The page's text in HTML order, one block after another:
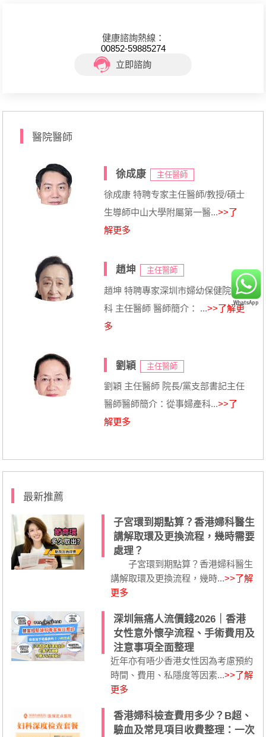
健康諮詢熱線：
00852-59885274
立即諮詢
醫院醫師
徐成康 主任醫師
徐成康 特聘专家主任醫師/教授/碩士
生導師中山大學附屬第一醫...>>了
解更多
趙坤 主任醫師
趙坤 特聘專家深圳市婦幼保健院婦
科 主任醫師 醫師簡介： ...>>了解更
多
劉穎 主任醫師
劉穎 主任醫師 院長/黨支部書記主任
醫師醫師簡介：從事婦產科...>>了
解更多
最新推薦
子宮環到期點算？香港婦科醫生
講解取環及更換流程，幾時需要
處理？
子宮環到期點算？香港婦科醫生
講解取環及更換流程，幾時...>>了解
更多
深圳無痛人流價錢2026｜香港
女性意外懷孕流程、手術費用及
注意事項全面整理
近年亦有唔少香港女性因為考慮預約
時間、費用、私隱度等因素...>>了解
更多
香港婦科檢查費用多少？B超、
驗血及常見項目收費整理：一次